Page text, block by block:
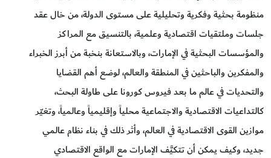
منظومة بحثية وفكرية وتحليلية على مستوى الدولة، من خال عقد
جلسات وملتقيات اقتصادية وعلمية، بالتنسيق مع المراكز
والمؤسسات البحثية في الإمارات، وبالاستعانة بنخبة من أبرز الخبراء
والمفكرين والباحثين في المنطقة والعالم، لوضع أهم القضايا
والتحديات في عالم ما بعد فيروس كورونا على طاولة البحث،
كالتداعيات الاقتصادية والاجتماعية محلياً وإقليمياً وعالمياً، وتغيّر
موازين القوى الاقتصادية في العالم، وأثر ذلك في بناء نظام عالمي
جديد، وكيف يمكن أن تتكيَّف الإمارات مع الواقع الاقتصادي